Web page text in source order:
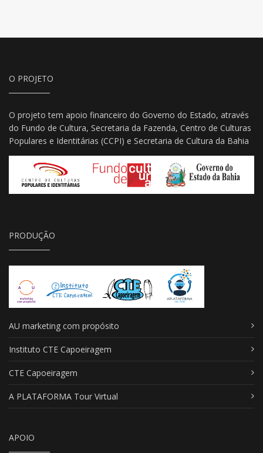
O PROJETO
O projeto tem apoio financeiro do Governo do Estado, através
do Fundo de Cultura, Secretaria da Fazenda, Centro de Culturas
Populares e Identitárias (CCPI) e Secretaria de Cultura da Bahia
PRODUÇÃO
AU marketing com propósito
Instituto CTE Capoeiragem
CTE Capoeiragem
A PLATAFORMA Tour Virtual
APOIO